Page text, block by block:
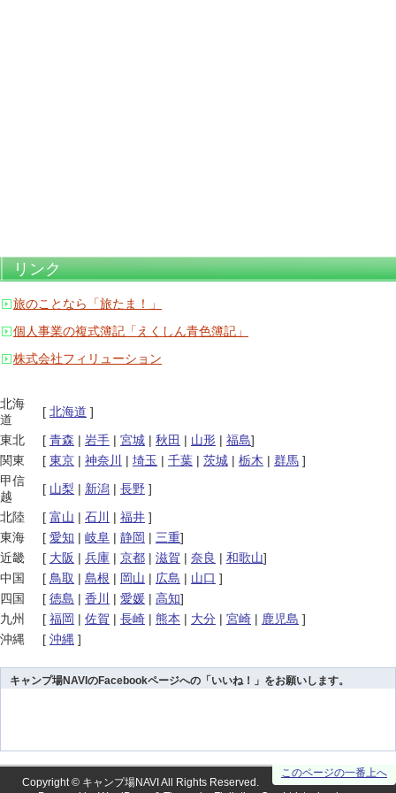
リンク
旅のことなら「旅たま！」
個人事業の複式簿記「えくしん青色簿記」
株式会社フィリューション
北海
道
[ 北海道 ]
東北
[ 青森 | 岩手 | 宮城 | 秋田 | 山形 | 福島]
関東
[ 東京 | 神奈川 | 埼玉 | 千葉 | 茨城 | 栃木 | 群馬 ]
甲信
越
[ 山梨 | 新潟 | 長野 ]
北陸
[ 富山 | 石川 | 福井 ]
東海
[ 愛知 | 岐阜 | 静岡 | 三重]
近畿
[ 大阪 | 兵庫 | 京都 | 滋賀 | 奈良 | 和歌山]
中国
[ 鳥取 | 島根 | 岡山 | 広島 | 山口 ]
四国
[ 徳島 | 香川 | 愛媛 | 高知]
九州
[ 福岡 | 佐賀 | 長崎 | 熊本 | 大分 | 宮崎 | 鹿児島 ]
沖縄
[ 沖縄 ]
キャンプ場NAVIのFacebookページへの「いいね！」をお願いします。
このページの一番上へ
Copyright © キャンプ場NAVI All Rights Reserved.